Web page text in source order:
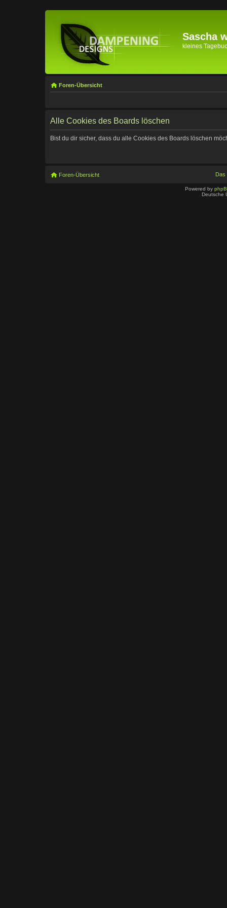
Sascha
kleines
Foren-Übersicht
Alle Cookies des Boards löschen
Bist du dir sicher, dass du alle Cookies des Boards löschen
Foren-Übersicht Das
Powered by
Deutsche